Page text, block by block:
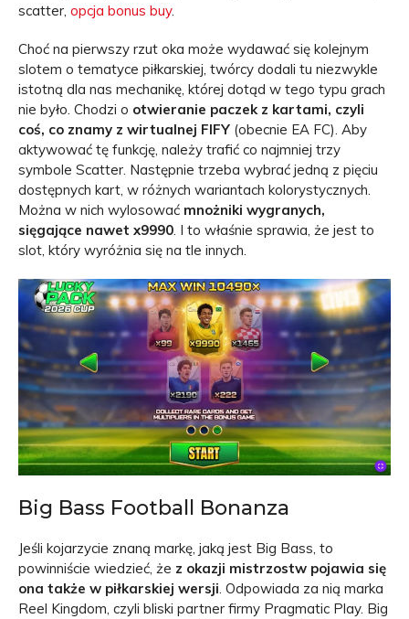
scatter, opcja bonus buy.
Choć na pierwszy rzut oka może wydawać się kolejnym
slotem o tematyce piłkarskiej, twórcy dodali tu niezwykle
istotną dla nas mechanikę, której dotąd w tego typu grach
nie było. Chodzi o otwieranie paczek z kartami, czyli
coś, co znamy z wirtualnej FIFY (obecnie EA FC). Aby
aktywować tę funkcję, należy trafić co najmniej trzy
symbole Scatter. Następnie trzeba wybrać jedną z pięciu
dostępnych kart, w różnych wariantach kolorystycznych.
Można w nich wylosować mnożniki wygranych,
sięgające nawet x9990. I to właśnie sprawia, że jest to
slot, który wyróżnia się na tle innych.
Big Bass Football Bonanza
Jeśli kojarzycie znaną markę, jaką jest Big Bass, to
powinniście wiedzieć, że z okazji mistrzostw pojawia się
ona także w piłkarskiej wersji. Odpowiada za nią marka
Reel Kingdom, czyli bliski partner firmy Pragmatic Play. Big